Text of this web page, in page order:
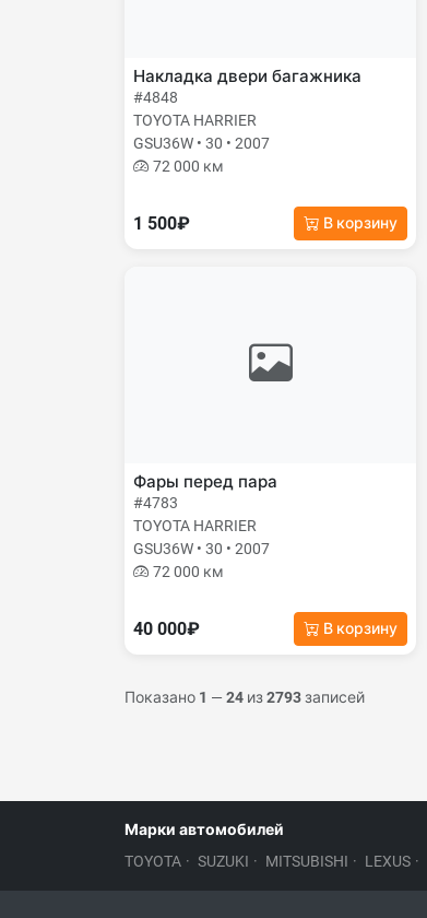
Накладка двери багажника
#4848
TOYOTA HARRIER
GSU36W • 30 • 2007
72 000 км
1 500₽ В корзину
Фары перед пара
#4783
TOYOTA HARRIER
GSU36W • 30 • 2007
72 000 км
40 000₽ В корзину
Показано 1 — 24 из2793записей
Марки автомобилей
TOYOTA · SUZUKI · MITSUBISHI · LEXUS ·